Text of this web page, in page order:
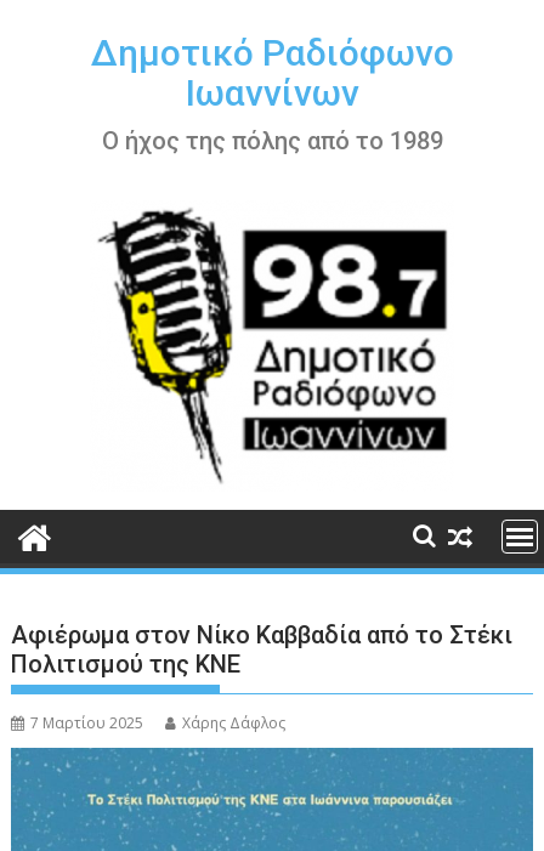
περιεχόμενοΔημοτικό Ραδιόφωνο
Ιωαννίνων
Ο ήχος της πόλης από το 1989
Αφιέρωμα στον Νίκο Καββαδία από το Στέκι
Πολιτισμού της ΚΝΕ
7 Μαρτίου 2025 Χάρης Δάφλος